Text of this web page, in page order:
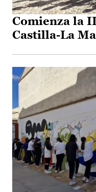
Comienza la
Castilla-La